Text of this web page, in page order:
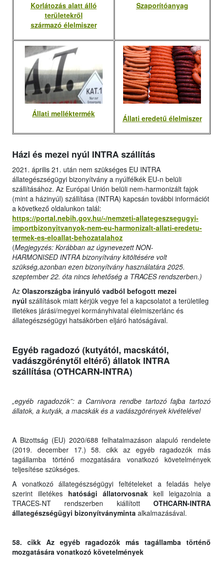
Korlátozás alatt álló
területekről
származó élelmiszer
Szaporítóanyag
Állati melléktermék Állati eredetű élelmiszer
Házi és mezei nyúl INTRA szállítás
2021. április 21. után nem szükséges EU INTRA
állategészségügyi bizonyítvány a nyúlfélkék EU-n belüli
szállításához. Az Európai Unión belüli nem-harmonizált fajok
(mint a házinyúl) szállítása (INTRA) kapcsán további információt
a következő oldalunkon talál:
https://portal.nebih.gov.hu/-/nemzeti-allategeszsegugyi-
importbizonyitvanyok-nem-eu-harmonizalt-allati-eredetu-
termek-es-eloallat-behozatalahoz
(Megjegyzés: Korábban az úgynevezett NON-
HARMONISED INTRA bizonyítvány kitöltésére volt
szükség,azonban ezen bizonyítvány használatára 2025.
szeptember 22. óta nincs lehetőség a TRACES rendszerben.)
Az Olaszországba irányuló vadból befogott mezei
nyúl szállítások miatt kérjük vegye fel a kapcsolatot a területileg
illetékes járási/megyei kormányhivatal élelmiszerlánc és
állategészségügyi hatsákörben eljáró hatóságával.
Egyéb ragadozó (kutyától, macskától,
vadászgörénytől eltérő) állatok INTRA
szállítása (OTHCARN-INTRA)
„egyéb ragadozók”: a Carnivora rendbe tartozó fajba tartozó
állatok, a kutyák, a macskák és a vadászgörények kivételével
A Bizottság (EU) 2020/688 felhatalmazáson alapuló rendelete
(2019. december 17.) 58. cikk az egyéb ragadozók más
tagállamba történő mozgatására vonatkozó követelmények
teljesítése szükséges.
A vonatkozó állategészségügyi feltételeket a feladás helye
szerint illetékes hatósági állatorvosnak kell leigazolnia a
TRACES-NT rendszerben kiállított OTHCARN-INTRA
állategészségügyi bizonyítványminta alkalmazásával.
58. cikk Az egyéb ragadozók más tagállamba történő
mozgatására vonatkozó követelmények